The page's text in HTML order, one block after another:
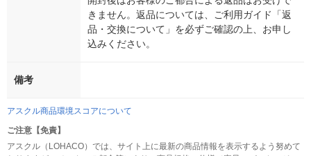
きません。返品については、ご利用ガイド「返
品・交換について」を必ずご確認の上、お申し
込みください。
備考
アスクル商品環境スコアについて
ご注意【免責】
アスクル（LOHACO）では、サイト上に最新の商品情報を表示するよう努めて